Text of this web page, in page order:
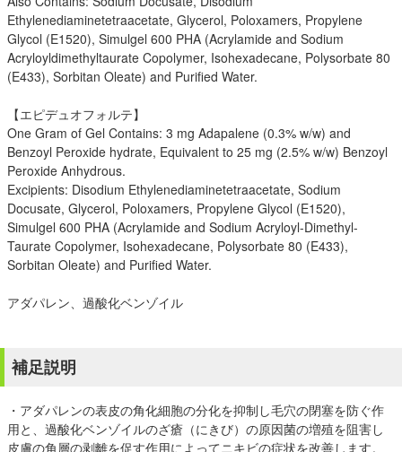
Ethylenediaminetetraacetate, Glycerol, Poloxamers, Propylene
Glycol (E1520), Simulgel 600 PHA (Acrylamide and Sodium
Acryloyldimethyltaurate Copolymer, Isohexadecane, Polysorbate 80
(E433), Sorbitan Oleate) and Purified Water.
【エピデュオフォルテ】
One Gram of Gel Contains: 3 mg Adapalene (0.3% w/w) and
Benzoyl Peroxide hydrate, Equivalent to 25 mg (2.5% w/w) Benzoyl
Peroxide Anhydrous.
Excipients: Disodium Ethylenediaminetetraacetate, Sodium
Docusate, Glycerol, Poloxamers, Propylene Glycol (E1520),
Simulgel 600 PHA (Acrylamide and Sodium Acryloyl-Dimethyl-
Taurate Copolymer, Isohexadecane, Polysorbate 80 (E433),
Sorbitan Oleate) and Purified Water.
アダパレン、過酸化ベンゾイル
補足説明
・アダパレンの表皮の角化細胞の分化を抑制し毛穴の閉塞を防ぐ作
用と、過酸化ベンゾイルのざ瘡（にきび）の原因菌の増殖を阻害し
皮膚の角層の剥離を促す作用によってニキビの症状を改善します。